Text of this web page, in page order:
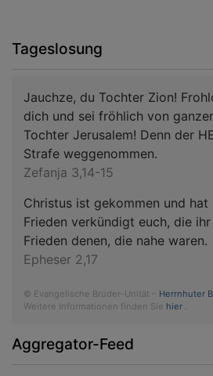
Tageslosung
Jauchze, du Tochter Zion!
dich und sei fröhlich von
Tochter Jerusalem! Denn der
Strafe weggenommen.
Zefanja 3,14-15
Christus ist gekommen und hat
Frieden verkündigt euch, die
Frieden denen, die nahe waren.
Epheser 2,17
© Evangelische Brüder-Unität – Herrnhuter
Weitere Informationen finden Sie hier .
Aggregator-Feed